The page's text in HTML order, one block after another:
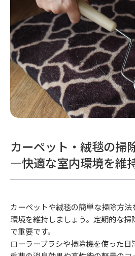
カーペット・絨毯の掃
―快適な室内環境を維
カーペットや絨毯の簡単な掃除方
環境を維持しましょう。定期的な
で重要です。
ローラーブラシや掃除機を使った日